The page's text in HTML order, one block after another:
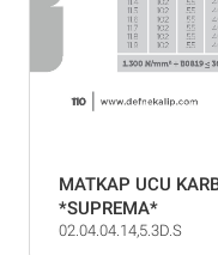
MATKAP UCU
*SUPREMA*
02.04.04.14,5.3D.S